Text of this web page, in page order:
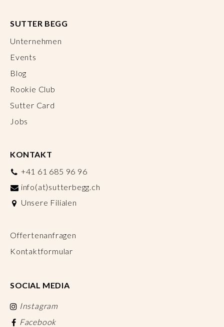
SUTTER BEGG
Unternehmen
Events
Blog
Rookie Club
Sutter Card
Jobs
KONTAKT
+41 61 685 96 96
info(at)sutterbegg.ch
Unsere Filialen
Offertenanfragen
Kontaktformular
SOCIAL MEDIA
Instagram
Facebook